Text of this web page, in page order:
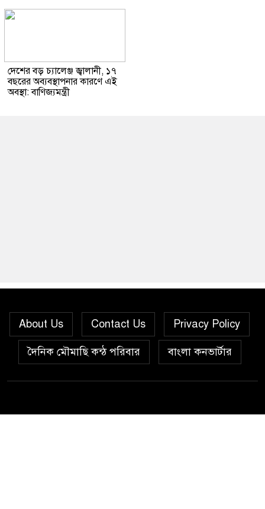
দেশের বড় চ্যালেঞ্জ জ্বালানী, ১৭
বছরের অব্যবস্থাপনার কারণে এই
অবস্থা: বাণিজ্যমন্ত্রী
About Us Contact Us Privacy Policy
দৈনিক মৌমাছি কন্ঠ পরিবার বাংলা কনভার্টার